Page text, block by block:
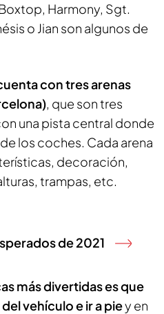
Harmony, Sgt.
o Jian son algunos de
con tres arenas
, que son tres
una pista central donde
los coches. Cada arena
decoración,
trampas, etc.
de 2021
más divertidas es que
vehículo e ir a piey en